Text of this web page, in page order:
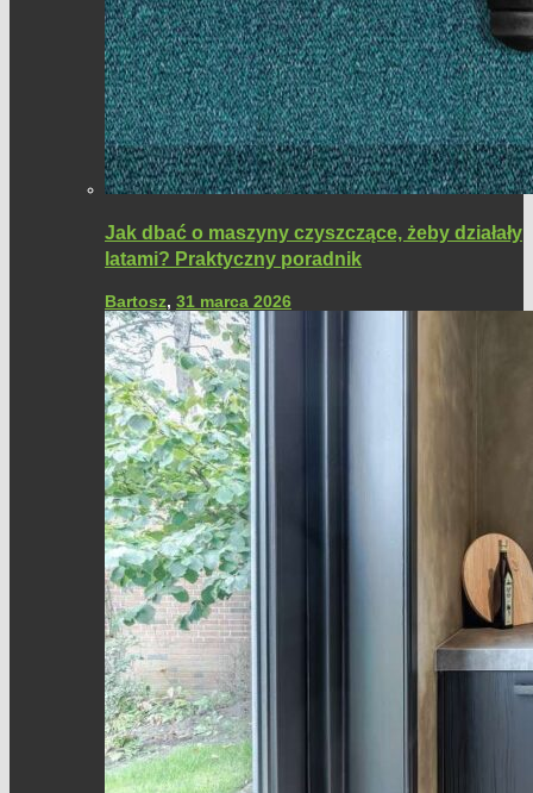
Jak dbać o maszyny czyszczące, żeby działały
latami? Praktyczny poradnik
Bartosz, 31 marca 2026